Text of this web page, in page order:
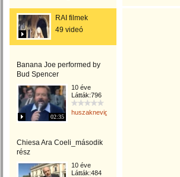
RAI filmek
49 videó
Banana Joe performed by
Bud Spencer
02:35
10 éve
Látták:796
huszaknevighgabriella
Chiesa Ara Coeli_második
rész
10 éve
Látták:484